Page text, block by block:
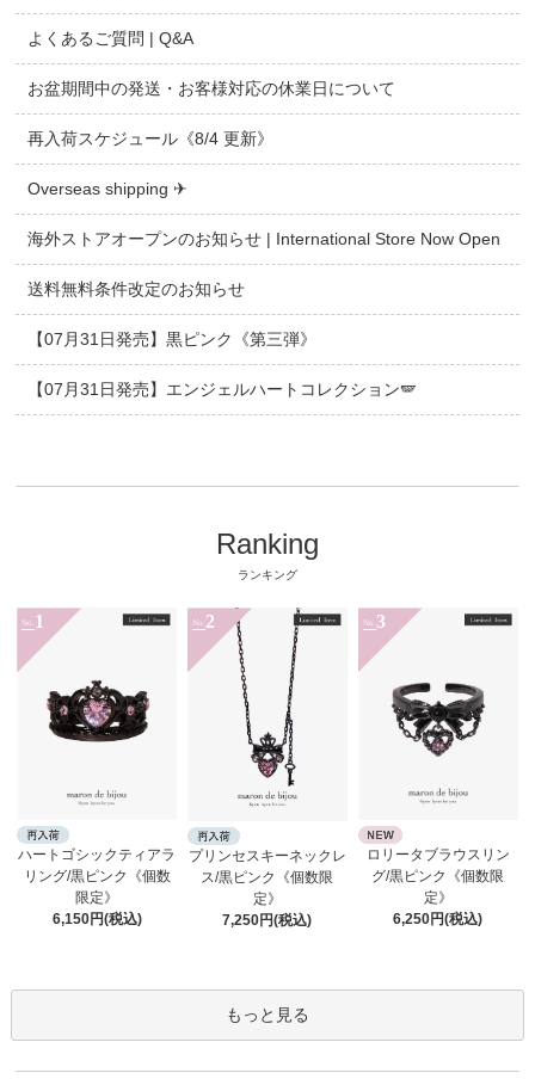
よくあるご質問 | Q&A
お盆期間中の発送・お客様対応の休業日について
再入荷スケジュール《8/4 更新》
Overseas shipping ✈
海外ストアオープンのお知らせ | International Store Now Open
送料無料条件改定のお知らせ
【07月31日発売】黒ピンク《第三弾》
【07月31日発売】エンジェルハートコレクション🪽
Ranking
ランキング
No. 1
ハートゴシックティアラ
リング/黒ピンク《個数
限定》
6,150円(税込)
No. 2
プリンセスキーネックレ
ス/黒ピンク《個数限
定》
7,250円(税込)
No. 3
ロリータブラウスリン
グ/黒ピンク《個数限
定》
6,250円(税込)
もっと見る